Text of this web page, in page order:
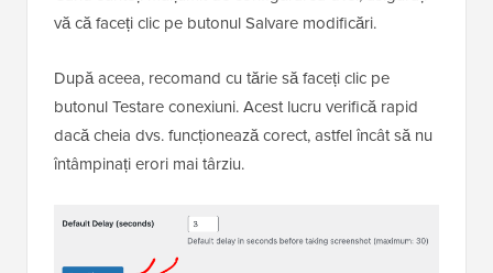
vă că faceți clic pe butonul Salvare modificări.
După aceea, recomand cu tărie să faceți clic pe
butonul Testare conexiuni. Acest lucru verifică rapid
dacă cheia dvs. funcționează corect, astfel încât să nu
întâmpinați erori mai târziu.